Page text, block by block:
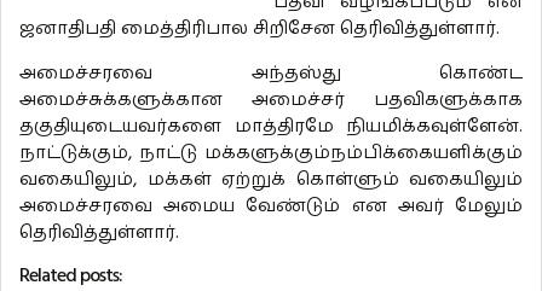
ஜனாதிபதி மைத்திரிபால சிறிசேன தெரிவித்துள்ளார்.
அமைச்சரவை அந்தஸ்து கொண்ட
அமைச்சுக்களுக்கான அமைச்சர் பதவிகளுக்காக
தகுதியுடையவர்களை மாத்திரமே நியமிக்கவுள்ளேன்.
நாட்டுக்கும், நாட்டு மக்களுக்கும்நம்பிக்கையளிக்கும்
வகையிலும், மக்கள் ஏற்றுக் கொள்ளும் வகையிலும்
அமைச்சரவை அமைய வேண்டும் என அவர் மேலும்
தெரிவித்துள்ளார்.
Related posts: